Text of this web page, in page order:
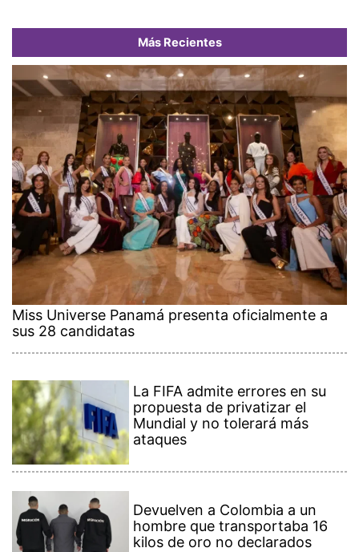
Más Recientes
Miss Universe Panamá presenta oficialmente a
sus 28 candidatas
La FIFA admite errores en su
propuesta de privatizar el
Mundial y no tolerará más
ataques
Devuelven a Colombia a un
hombre que transportaba 16
kilos de oro no declarados